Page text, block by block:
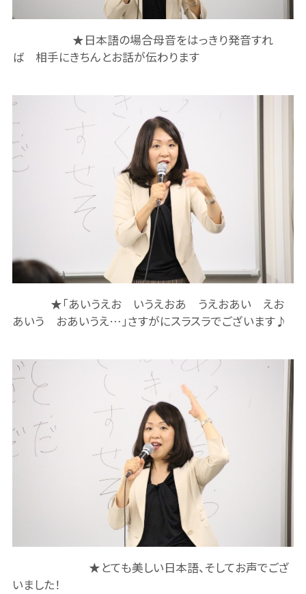
★日本語の場合母音をはっきり発音すれ
ば 相手にきちんとお話が伝わります
★「あいうえお いうえおあ うえおあい えお
あいう おあいうえ…」さすがにスラスラでございます♪
★とても美しい日本語、そしてお声でござ
いました！